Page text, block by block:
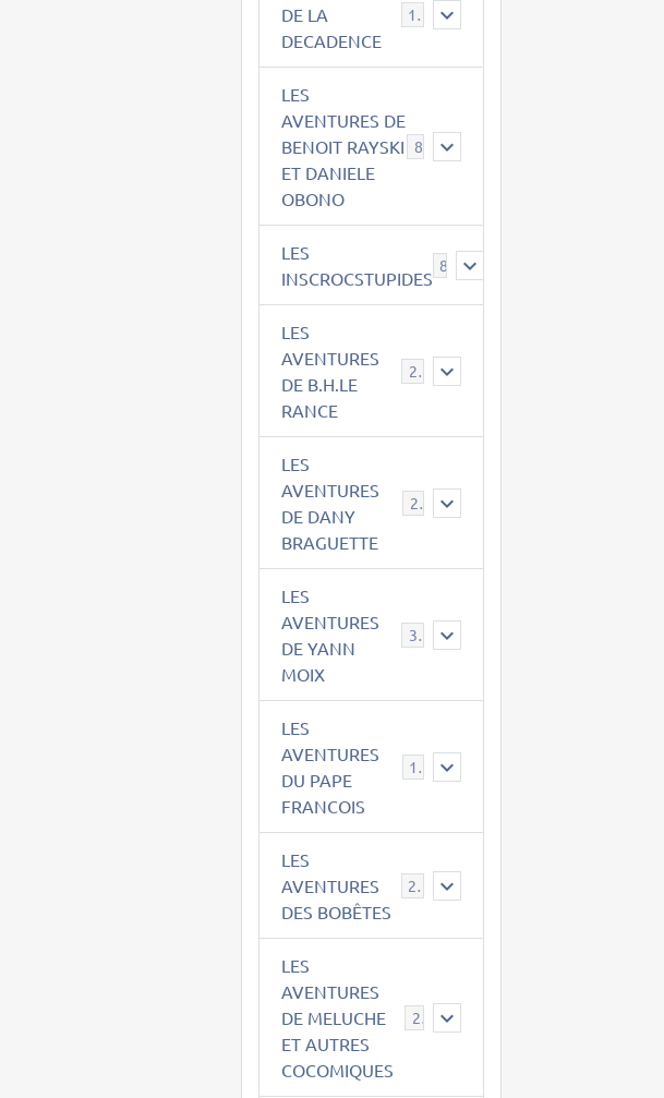
DE LA
DECADENCE
12
LES
AVENTURES DE
BENOIT RAYSKI
ET DANIELE
OBONO
LES
INSCROCSTUPIDES
8
LES
AVENTURES
DE B.H.LE
RANCE
21
LES
AVENTURES
DE DANY
BRAGUETTE
29
LES
AVENTURES
DE YANN
MOIX
39
LES
AVENTURES
DU PAPE
FRANCOIS
15
LES
AVENTURES
DES BOBÊTES
23
LES
AVENTURES
DE MELUCHE
ET AUTRES
COCOMIQUES
22